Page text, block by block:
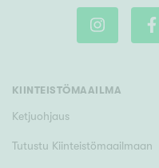
KIINTEISTÖMAAILMA
Ketjuohjaus
Tutustu Kiinteistömaailmaan